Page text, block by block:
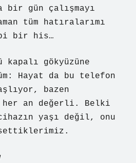
gün çalışmayı
tüm hatıralarımı
bir his…
gökyüzüne
Hayat da bu telefon
bazen
her an değerli. Belki
yaşı değil, onu